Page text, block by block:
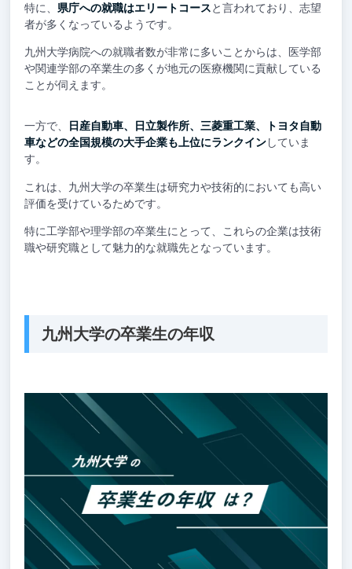
特に、 県庁への就職はエリートコースと言われており、志望
者が多くなっているようです。
九州大学病院への就職者数が非常に多いことからは、医学部
や関連学部の卒業生の多くが地元の医療機関に貢献している
ことが伺えます。
一方で、
日産自動車、日立製作所、三菱重工業、トヨタ自動
車などの全国規模の大手企業も上位にランクインしていま
す。
これは、九州大学の卒業生は研究力や技術的においても高い
評価を受けているためです。
特に工学部や理学部の卒業生にとって、これらの企業は技術
職や研究職として魅力的な就職先となっています。
九州大学の卒業生の年収